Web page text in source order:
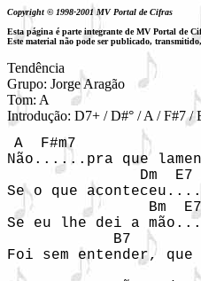
Copyright © 1998-2001 MV Portal de Cifras
Esta página é parte integrante de MV Portal de
Este material não pode ser publicado,
Tendência
Grupo: Jorge Aragão
Tom: A
Introdução: D7+ / D#° / A / F#7 /
A  F#m7
Não......pra que
Dm  E7
Se o que
Bm
Se eu lhe dei a
B7
Foi sem entender,